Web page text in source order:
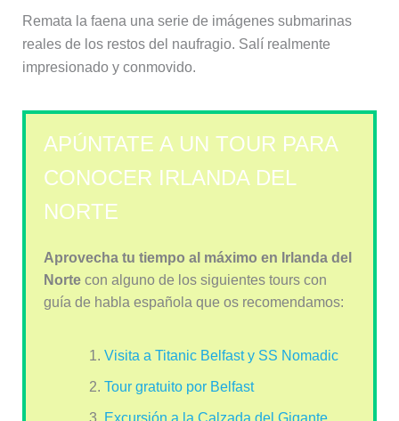
Remata la faena una serie de imágenes submarinas
reales de los restos del naufragio. Salí realmente
impresionado y conmovido.
APÚNTATE A UN TOUR PARA
CONOCER IRLANDA DEL
NORTE
Aprovecha tu tiempo al máximo en Irlanda del
Nortecon alguno de los siguientes tours con
guía de habla española que os recomendamos:
Visita a Titanic Belfast y SS Nomadic
Tour gratuito por Belfast
Excursión a la Calzada del Gigante